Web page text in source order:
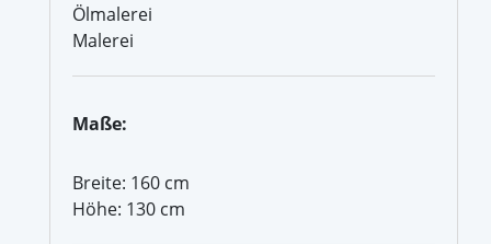
Ölmalerei
Malerei
Maße:
Breite: 160 cm
Höhe: 130 cm